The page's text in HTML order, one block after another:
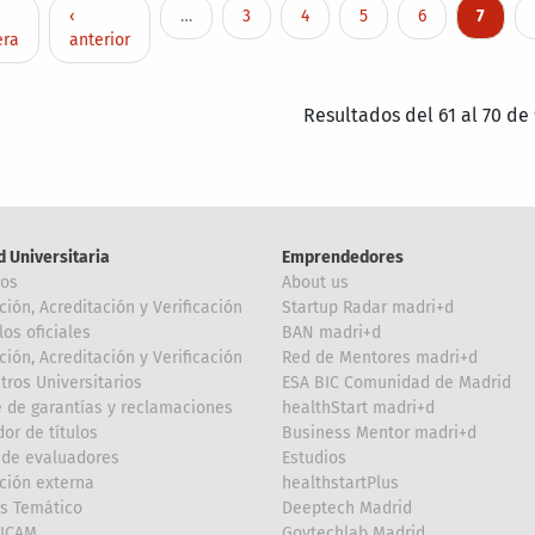
páginaPágina anterior
‹
anterior
… Page
3 Page
4 Page
5 Page
6 Página
7
Resultados del 61 al 70 de
Universitaria
Acreditación y Verificación
oficiales
Acreditación y Verificación
Universitarios
de garantías y reclamaciones
de títulos
evaluadores
externa
Temático
Emprendedores
About us
Startup Radar madri+d
BAN madri+d
Red de Mentores madri+d
ESA BIC Comunidad de Madrid
healthStart madri+d
Business Mentor madri+d
Estudios
healthstartPlus
Deeptech Madrid